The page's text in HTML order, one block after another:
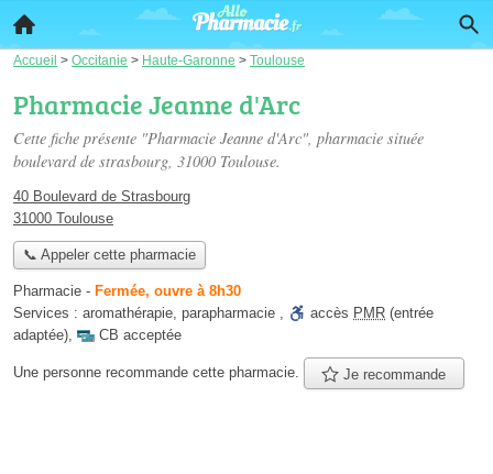
Accueil > Occitanie > Haute-Garonne > Toulouse
Pharmacie Jeanne d'Arc
Cette fiche présente "Pharmacie Jeanne d'Arc", pharmacie située
boulevard de strasbourg, 31000 Toulouse.
40 Boulevard de Strasbourg
31000 Toulouse
📞 Appeler cette pharmacie
Pharmacie - Fermée, ouvre à 8h30
Services : aromathérapie, parapharmacie , accès PMR (entrée
adaptée), CB acceptée
Une personne recommande cette pharmacie. Je recommande